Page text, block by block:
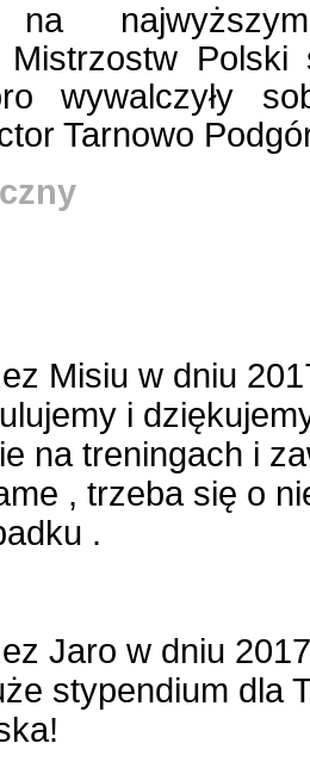
na
Mistrzostw Polski
wywalczyły
Tarnowo
Misiu w dniu
i
na treningach i
, trzeba się o
.
Jaro w dniu
stypendium dla